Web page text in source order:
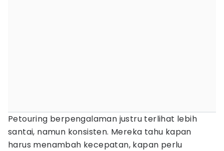
Petouring berpengalaman justru terlihat lebih
santai, namun konsisten. Mereka tahu kapan
harus menambah kecepatan, kapan perlu